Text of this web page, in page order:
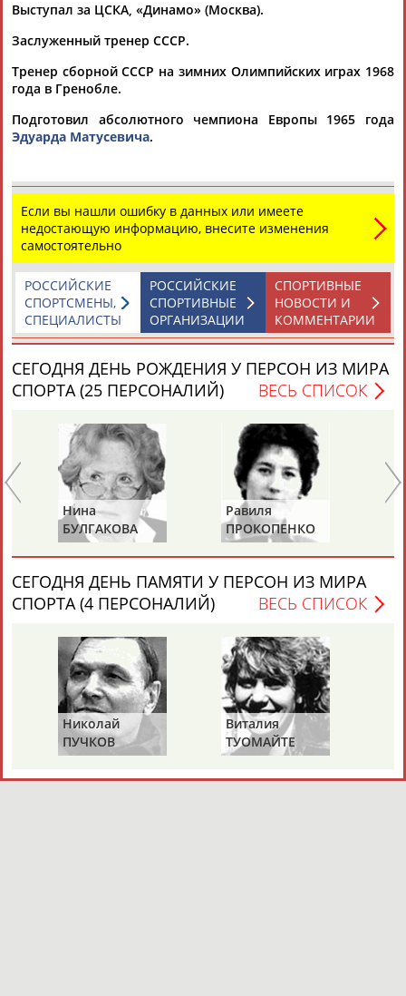
МосквыЦыбинАндрей Владимирович, руководитель
Департамента средств...
(Проект:Информационное агентство СТАДИОН
23.04.2012
ТАБЛО АКТИВНОСТИ
ЦЕЛИ ПРОЕКТА РЕКЛАМА
Вопросы сотрудничества и совместной деятельностиinform@infosport.ru
Стадион, 1998-2026
Разработка и поддержка ООО НАИТ «Стадион»
Адресов в новостной рассылке: 996
Подпишись
Выступал за ЦСКА, «Динамо» (Москва).
Заслуженный тренер СССР.
Тренер сборной СССР на зимних Олимпийских играх 1968
года в Гренобле.
Подготовил абсолютного чемпиона Европы 1965 года
Эдуарда Матусевича.
Если вы нашли ошибку в данных или имеете
недостающую информацию, внесите изменения
самостоятельно
СПОРТИВНЫЕ
НОВОСТИ И
КОММЕНТАРИИ
РОССИЙСКИЕ
СПОРТИВНЫЕ
ОРГАНИЗАЦИИ
РОССИЙСКИЕ
СПОРТСМЕНЫ,
СПЕЦИАЛИСТЫ
СЕГОДНЯ ДЕНЬ РОЖДЕНИЯ У ПЕРСОН ИЗ МИРА
СПОРТА (25 ПЕРСОНАЛИЙ)
ВЕСЬ СПИСОК
Нина
БУЛГАКОВА
Равиля
ПРОКОПЕНКО
(САЛИМОВА)
СЕГОДНЯ ДЕНЬ ПАМЯТИ У ПЕРСОН ИЗ МИРА
СПОРТА (4 ПЕРСОНАЛИЙ)
ВЕСЬ СПИСОК
Николай
ПУЧКОВ
Виталия
ТУОМАЙТЕ